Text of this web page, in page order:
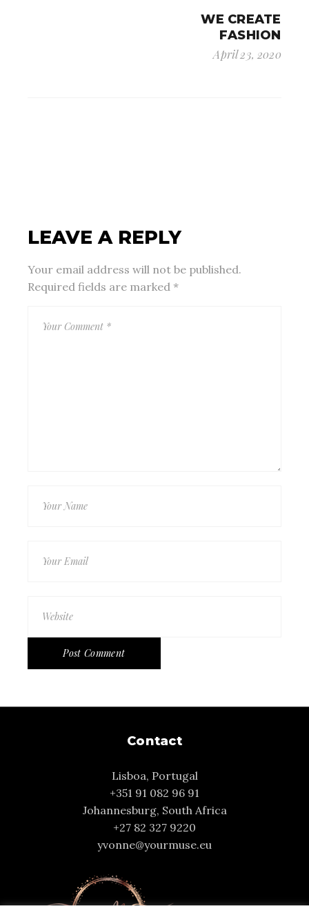
WE CREATE
FASHION
April 23, 2020
LEAVE A REPLY
Your email address will not be published.
Required fields are marked*
Post Comment
Contact
Lisboa, Portugal
+351 91 082 96 91
Johannesburg, South Africa
+27 82 327 9220
yvonne@yourmuse.eu